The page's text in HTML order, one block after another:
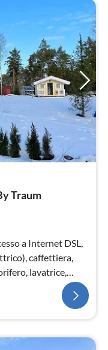
Traum
caffettiera,
lavatrice,